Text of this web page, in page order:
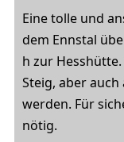
Eine tolle und
dem Ennstal
h zur
Steig, aber
werden. Für
nötig.